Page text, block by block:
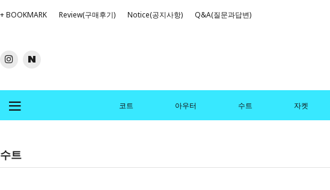
+ BOOKMARK Review(구매후기) Notice(공지사항) Q&A(질문과답변)
코트 아우터 수트 자켓
수트